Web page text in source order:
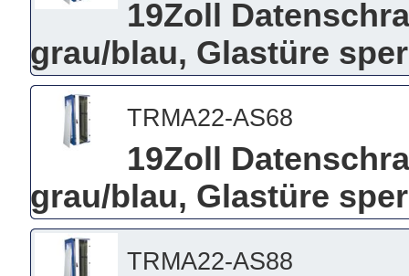
19Zoll
grau/blau, Glastüre
TRMA22-AS68
19Zoll
grau/blau, Glastüre
TRMA22-AS88